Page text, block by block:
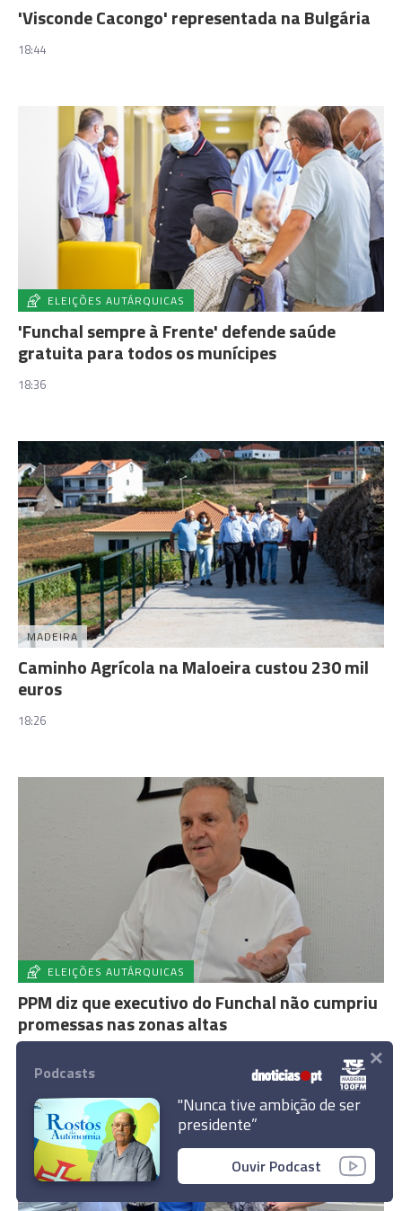
'Visconde Cacongo' representada na Bulgária
18:44
ELEIÇÕES AUTÁRQUICAS
'Funchal sempre à Frente' defende saúde
gratuita para todos os munícipes
18:36
MADEIRA
Caminho Agrícola na Maloeira custou 230 mil
euros
18:26
ELEIÇÕES AUTÁRQUICAS
PPM diz que executivo do Funchal não cumpriu
promessas nas zonas altas
Podcasts
"Nunca tive ambição de ser
presidente”
Ouvir Podcast
×